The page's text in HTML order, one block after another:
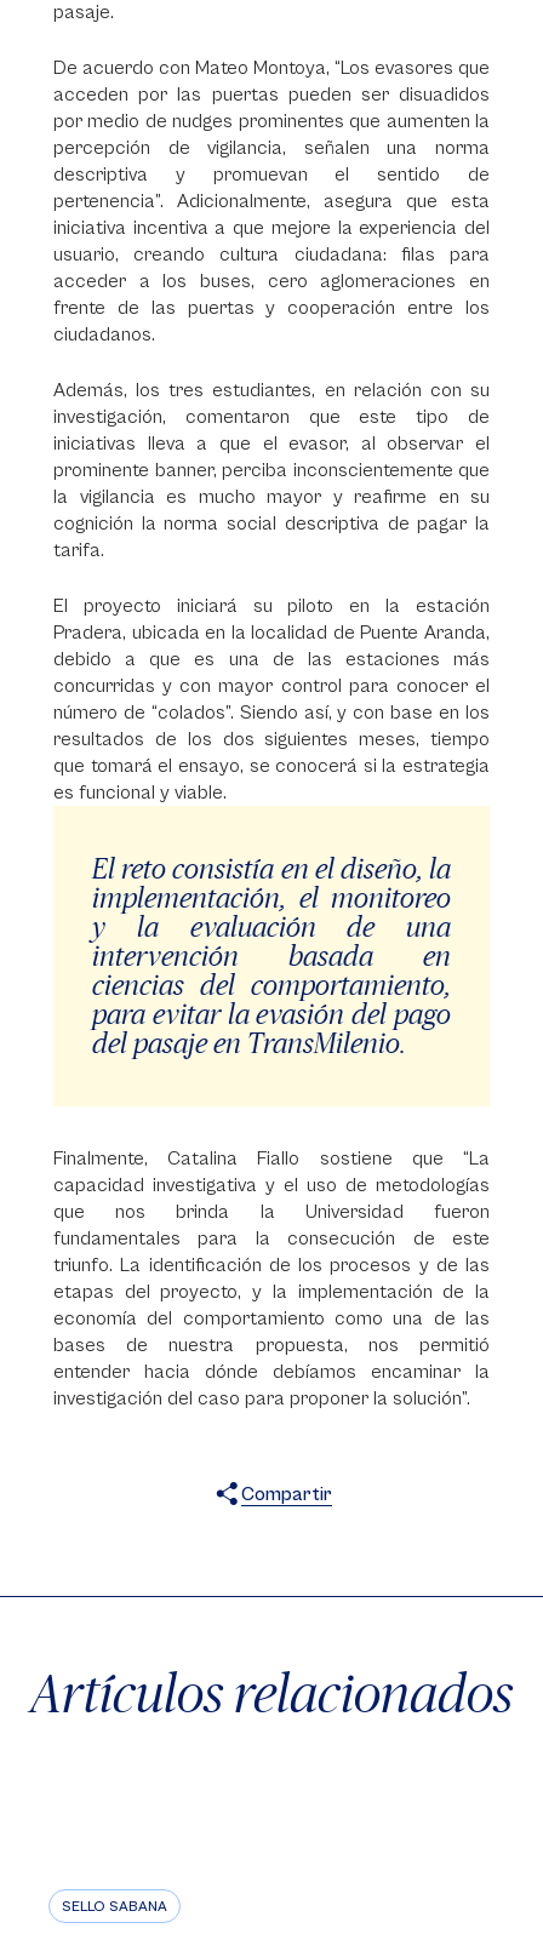
pasaje.
De acuerdo con Mateo Montoya, “Los evasores que
acceden por las puertas pueden ser disuadidos
por medio de nudges prominentes que aumenten la
percepción de vigilancia, señalen una norma
descriptiva y promuevan el sentido de
pertenencia”. Adicionalmente, asegura que esta
iniciativa incentiva a que mejore la experiencia del
usuario, creando cultura ciudadana: filas para
acceder a los buses, cero aglomeraciones en
frente de las puertas y cooperación entre los
ciudadanos.
Además, los tres estudiantes, en relación con su
investigación, comentaron que este tipo de
iniciativas lleva a que el evasor, al observar el
prominente banner, perciba inconscientemente que
la vigilancia es mucho mayor y reafirme en su
cognición la norma social descriptiva de pagar la
tarifa.
El proyecto iniciará su piloto en la estación
Pradera, ubicada en la localidad de Puente Aranda,
debido a que es una de las estaciones más
concurridas y con mayor control para conocer el
número de “colados”. Siendo así, y con base en los
resultados de los dos siguientes meses, tiempo
que tomará el ensayo, se conocerá si la estrategia
es funcional y viable.
El reto consistía en el diseño, la
implementación, el monitoreo
y la evaluación de una
intervención basada en
ciencias del comportamiento,
para evitar la evasión del pago
del pasaje en TransMilenio.
Finalmente, Catalina Fiallo sostiene que “La
capacidad investigativa y el uso de metodologías
que nos brinda la Universidad fueron
fundamentales para la consecución de este
triunfo. La identificación de los procesos y de las
etapas del proyecto, y la implementación de la
economía del comportamiento como una de las
bases de nuestra propuesta, nos permitió
entender hacia dónde debíamos encaminar la
investigación del caso para proponer la solución”.
Compartir
Artículos relacionados
SELLO SABANA